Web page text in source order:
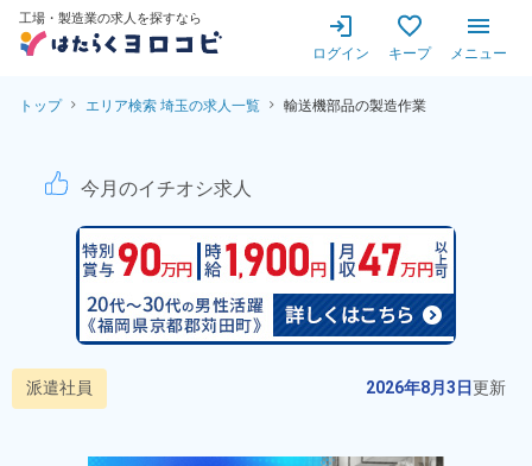
工場・製造業の求人を探すなら
ログイン キープ メニュー
トップ エリア検索 埼玉の求人一覧 輸送機部品の製造作業
輸送機部品の製造作業！寮
今月のイチオシ求人
派遣社員 2026年8月3日更新